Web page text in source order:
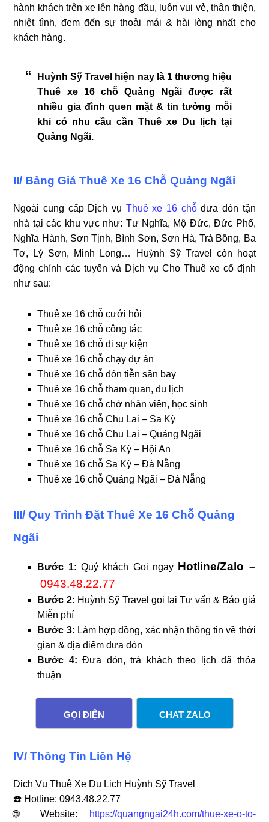
hành khách trên xe lên hàng đầu, luôn vui vẻ, thân thiện,
nhiệt tình, đem đến sự thoải mái & hài lòng nhất cho
khách hàng.
Huỳnh Sỹ Travel hiện nay là 1 thương hiệu
Thuê xe 16 chỗ Quảng Ngãi được rất
nhiều gia đình quen mặt & tin tưởng mỗi
khi có nhu cầu cần Thuê xe Du lịch tại
Quảng Ngãi.
II/ Bảng Giá Thuê Xe 16 Chỗ Quảng Ngãi
Ngoài cung cấp Dịch vụ Thuê xe 16 chỗđưa đón tận
nhà tại các khu vực như: Tư Nghĩa, Mộ Đức, Đức Phổ,
Nghĩa Hành, Sơn Tịnh, Bình Sơn, Sơn Hà, Trà Bồng, Ba
Tơ, Lý Sơn, Minh Long… Huỳnh Sỹ Travel còn hoạt
động chính các tuyến và Dịch vụ Cho Thuê xe cố định
như sau:
Thuê xe 16 chỗ cưới hỏi
Thuê xe 16 chỗ công tác
Thuê xe 16 chỗ đi sự kiện
Thuê xe 16 chỗ chạy dự án
Thuê xe 16 chỗ đón tiễn sân bay
Thuê xe 16 chỗ tham quan, du lịch
Thuê xe 16 chỗ chở nhân viên, học sinh
Thuê xe 16 chỗ Chu Lai – Sa Kỳ
Thuê xe 16 chỗ Chu Lai – Quảng Ngãi
Thuê xe 16 chỗ Sa Kỳ – Hội An
Thuê xe 16 chỗ Sa Kỳ – Đà Nẵng
Thuê xe 16 chỗ Quảng Ngãi – Đà Nẵng
III/ Quy Trình Đặt Thuê Xe 16 Chỗ Quảng
Ngãi
Bước 1: Quý khách Gọi ngay Hotline/Zalo –
0943.48.22.77
Bước 2: Huỳnh Sỹ Travel gọi lại Tư vấn & Báo giá
Miễn phí
Bước 3: Làm hợp đồng, xác nhận thông tin về thời
gian & địa điểm đưa đón
Bước 4: Đưa đón, trả khách theo lịch đã thỏa
thuận
GỌI ĐIỆN CHAT ZALO
IV/ Thông Tin Liên Hệ
Dịch Vụ Thuê Xe Du Lịch Huỳnh Sỹ Travel
☎️ Hotline: 0943.48.22.77
🌐 Website:
https://quangngai24h.com/thue-xe-o-to-